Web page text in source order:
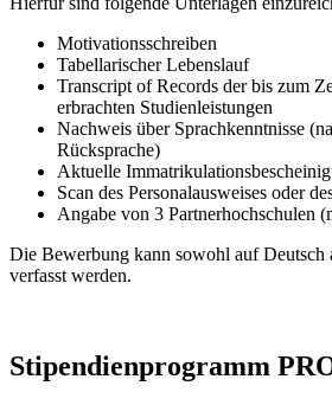
Motivationsschreiben
Tabellarischer Lebenslauf
Transcript of Records der bis zum
erbrachten Studienleistungen
Nachweis über Sprachkenntnisse
Rücksprache)
Aktuelle
Scan des Personalausweises oder
Angabe von 3 Partnerhochschulen
Die Bewerbung kann sowohl auf Deutsch
verfasst werden.
Stipendienprogramm